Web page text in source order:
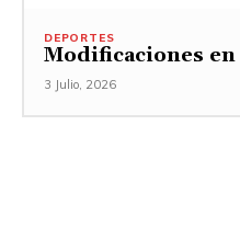
DEPORTES
Modificaciones en
3 Julio, 2026